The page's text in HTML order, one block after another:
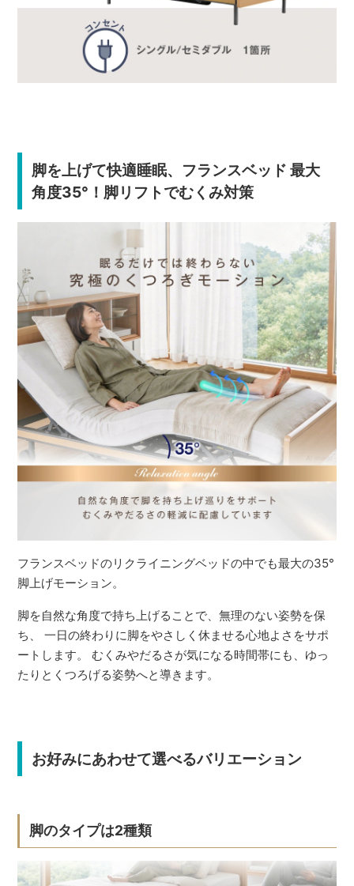
脚を上げて快適睡眠、フランスベッド 最大
角度35°！脚リフトでむくみ対策
フランスベッドのリクライニングベッドの中でも最大の35°
脚上げモーション。
脚を自然な角度で持ち上げることで、無理のない姿勢を保
ち、 一日の終わりに脚をやさしく休ませる心地よさをサポ
ートします。 むくみやだるさが気になる時間帯にも、ゆっ
たりとくつろげる姿勢へと導きます。
お好みにあわせて選べるバリエーション
脚のタイプは2種類